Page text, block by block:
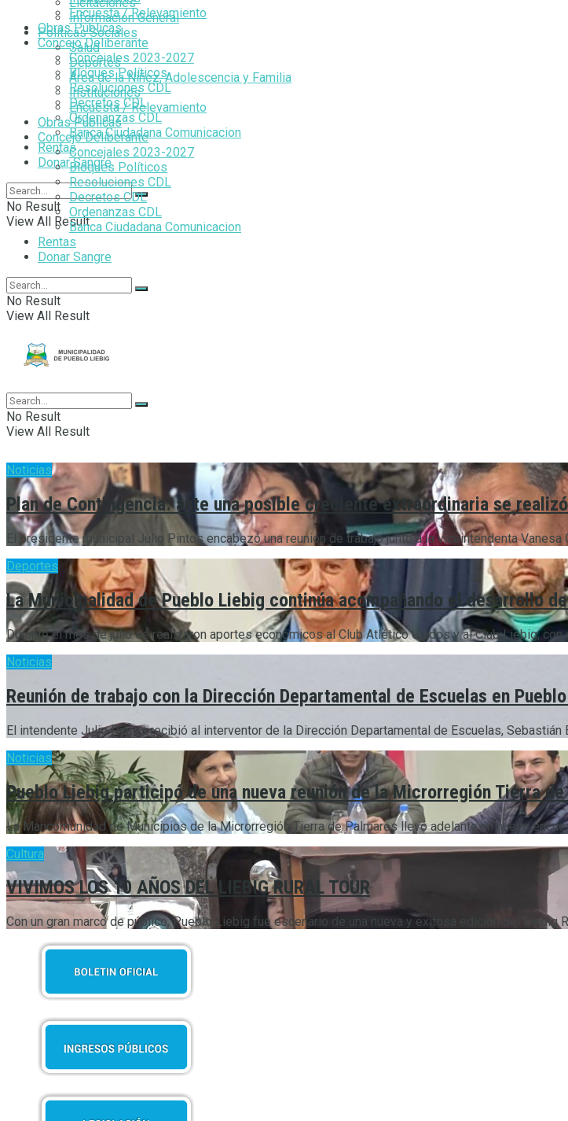
Encuesta / Relevamiento
Obras Públicas
Concejo Deliberante
Concejales 2023-2027
Bloques Políticos
Resoluciones CDL
Decretos CDL
Ordenanzas CDL
Banca Ciudadana Comunicacion
Rentas
Donar Sangre
No Result
View All Result
Licitaciones
Información General
Politicas Sociales
Salud
Deportes
Área de la Niñez, Adolescencia y Familia
Instituciones
Encuesta / Relevamiento
Obras Públicas
Concejo Deliberante
Concejales 2023-2027
Bloques Políticos
Resoluciones CDL
Decretos CDL
Ordenanzas CDL
Banca Ciudadana Comunicacion
Rentas
Donar Sangre
No Result
View All Result
No Result
View All Result
Noticias
Plan de Contingencia: ante una posible creciente extraordinaria se
El presidente municipal Julio Pintos encabezó una reunión de trabajo junto a la viceintendenta
Deportes
La Municipalidad de Pueblo Liebig continúa acompañando el desarrollo
Durante el mes de julio se realizaron aportes económicos al Club Atlético Unidos y al Club Liebig, con
Noticias
Reunión de trabajo con la Dirección Departamental de Escuelas en
El intendente Julio Pintos recibió al interventor de la Dirección Departamental de Escuelas, Sebastián
Noticias
Pueblo Liebig participó de una nueva reunión de la Microrregión Tierra
La Mancomunidad de Municipios de la Microrregión Tierra de Palmares llevó adelante un nuevo
Cultura
VIVIMOS LOS 10 AÑOS DEL LIEBIG RURAL TOUR
Con un gran marco de público, Pueblo Liebig fue escenario de una nueva y exitosa edición del Liebig